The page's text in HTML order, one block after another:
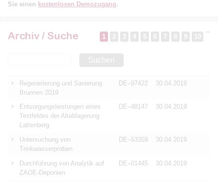
Sie einen kostenlosen Demozugang.
Archiv / Suche 1 2 3 4 5 6 7 8 9 10
Suchen
Regenerierung und Sanierung
Brunnen 2019
DE–97422 30.04.2019
Entsorgungsleistungen eines
Testfeldes der Altablagerung
Lattenberg
DE–48147 30.04.2019
Untersuchung von
Trinkwasserproben
DE–53359 30.04.2019
Durchführung von Analytik auf
ZAOE-Deponien
DE–01445 30.04.2019